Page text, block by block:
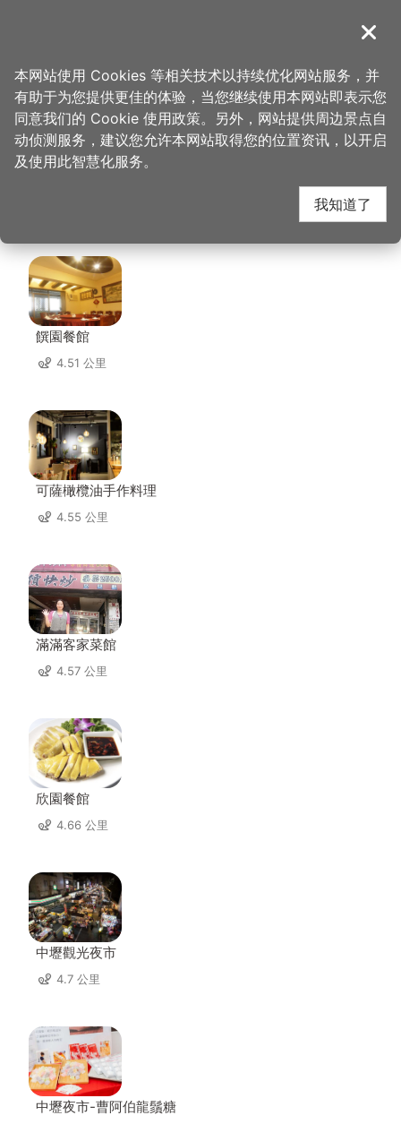
導覽
首页 > 想去的地方 > 美食、购物 > 大江国际购物中心
大江国际购物中心 周边
店家
饌園餐館
4.51 公里
可薩橄欖油手作料理
4.55 公里
滿滿客家菜館
4.57 公里
欣園餐館
4.66 公里
中壢觀光夜市
4.7 公里
中壢夜市-曹阿伯龍鬚糖
关闭
本网站使用 Cookies 等相关技术以持续优化网站服务，并
有助于为您提供更佳的体验，当您继续使用本网站即表示您
同意我们的 Cookie 使用政策。另外，网站提供周边景点自
动侦测服务，建议您允许本网站取得您的位置资讯，以开启
及使用此智慧化服务。
我知道了